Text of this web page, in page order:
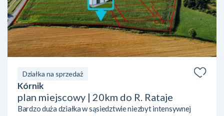
Działka na sprzedaż
Kórnik
plan miejscowy | 20km do R. Rataje
Bardzo duża działka w sąsiedztwie niezbyt intensywnej